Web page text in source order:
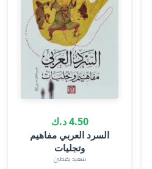
4.50 د.ك
السرد العربي مفاهيم
وتجليات
سعيد يقطين